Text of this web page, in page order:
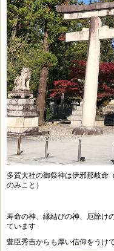
多賀大社の御祭神は伊邪那岐命
のみこと）
寿命の神、縁結びの神、厄除け
ています
豊臣秀吉からも厚い信仰をうけ